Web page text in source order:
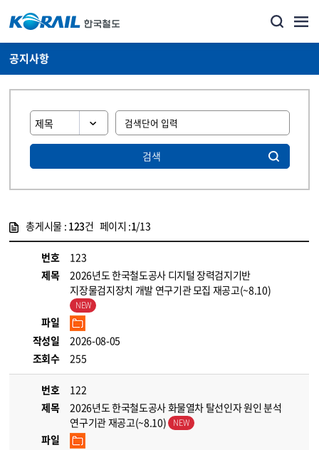
공지사항
검색
총게시물 : 123건 페이지 :1/13
번호
123
제목
2026년도 한국철도공사 디지털 장력검지기반
지장물검지장치 개발 연구기관 모집 재공고(~8.10)
파일
작성일
2026-08-05
조회수
255
번호
122
제목
2026년도 한국철도공사 화물열차 탈선인자 원인 분석
연구기관 재공고(~8.10)
파일